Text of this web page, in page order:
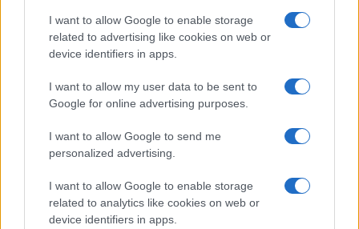
I want to allow Google to enable storage
related to advertising like cookies on web or
device identifiers in apps.
I want to allow my user data to be sent to
Google for online advertising purposes.
I want to allow Google to send me
personalized advertising.
I want to allow Google to enable storage
related to analytics like cookies on web or
device identifiers in apps.
les fronts : «
Pour entretenir le jeu médiatique, le PSG a
peut-être intérêt à miser sur ce couple avec le good cop et
le bad cop. »